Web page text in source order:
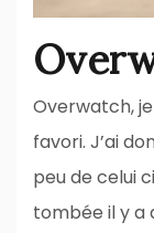
Overwatch,
favori. J’ai
peu de celui
tombée il y a